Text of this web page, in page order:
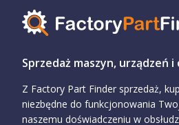
Sprzedaż maszyn, urządzeń i
Z Factory Part Finder sprzedaż,
niezbędne do funkcjonowania
naszemu doświadczeniu w